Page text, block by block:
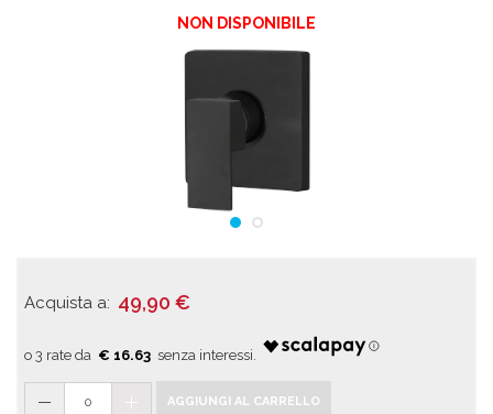
NON DISPONIBILE
Acquista a: 49,90 €
€ 16.63
0 AGGIUNGI AL CARRELLO